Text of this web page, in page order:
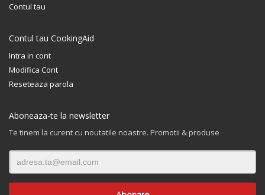
Contul tau
Contul tau CookingAid
Intra in cont
Modifica Cont
Reseteaza parola
Aboneaza-te la newsletter
Te tinem la curent cu noutatile noastre. Promotii & produse